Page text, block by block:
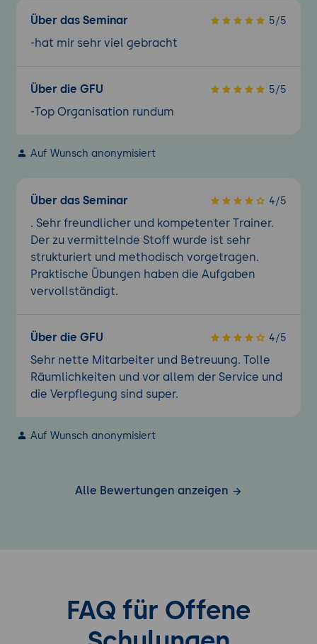
Über das Seminar 5/5
-hat mir sehr viel gebracht
Über die GFU 5/5
-Top Organisation rundum
Auf Wunsch anonymisiert
Über das Seminar 4/5
. Sehr freundlicher und kompetenter Trainer.
Der zu vermittelnde Stoff wurde ist sehr
strukturiert und methodisch vorgetragen.
Praktische Übungen haben die Aufgaben
vervollständigt.
Über die GFU 4/5
Sehr nette Mitarbeiter und Betreuung. Tolle
Räumlichkeiten und vor allem der Service und
die Verpflegung sind super.
Auf Wunsch anonymisiert
Alle Bewertungen anzeigen
FAQ für Offene